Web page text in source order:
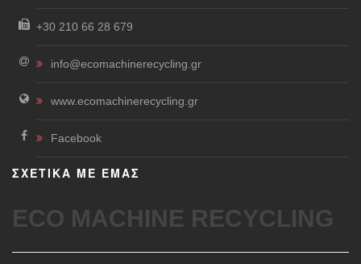
+30 210 66 28 679
info@ecomachinerecycling.gr
www.ecomachinerecycling.gr
Facebook
ΣΧΕΤΙΚΑ ΜΕ ΕΜΑΣ
ECO MACHINE RECYCLING